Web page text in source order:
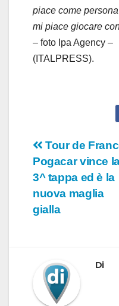
piace come
mi piace giocare
– foto Ipa Agency –
(ITALPRESS).
articoli
Tour de
Pogacar vince
3^ tappa ed è la
nuova maglia
gialla
Di